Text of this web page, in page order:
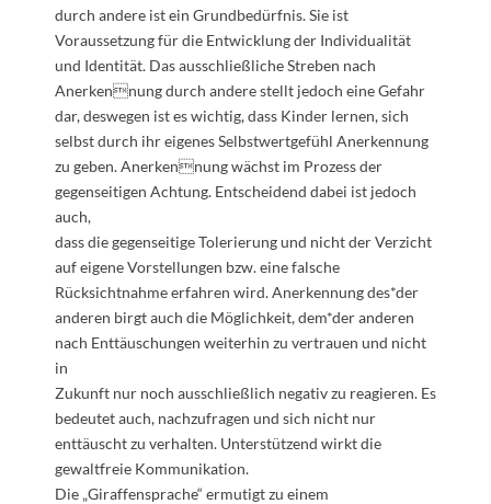
durch andere ist ein Grundbedürfnis. Sie ist
Voraussetzung für die Entwicklung der Individualität
und Identität. Das ausschließliche Streben nach
Anerkennung durch andere stellt jedoch eine Gefahr
dar, deswegen ist es wichtig, dass Kinder lernen, sich
selbst durch ihr eigenes Selbstwertgefühl Anerkennung
zu geben. Anerkennung wächst im Prozess der
gegenseitigen Achtung. Entscheidend dabei ist jedoch
auch,
dass die gegenseitige Tolerierung und nicht der Verzicht
auf eigene Vorstellungen bzw. eine falsche
Rücksichtnahme erfahren wird. Anerkennung des*der
anderen birgt auch die Möglichkeit, dem*der anderen
nach Enttäuschungen weiterhin zu vertrauen und nicht
in
Zukunft nur noch ausschließlich negativ zu reagieren. Es
bedeutet auch, nachzufragen und sich nicht nur
enttäuscht zu verhalten. Unterstützend wirkt die
gewaltfreie Kommunikation.
Die „Giraffensprache“ ermutigt zu einem